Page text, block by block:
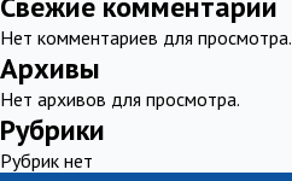
Нет комментариев для просмотра.
Архивы
Нет архивов для просмотра.
Рубрики
Рубрик нет